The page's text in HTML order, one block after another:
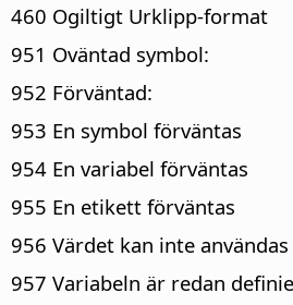
460 Ogiltigt Urklipp-format
951 Oväntad symbol:
952 Förväntad:
953 En symbol förväntas
954 En variabel förväntas
955 En etikett förväntas
956 Värdet kan inte användas
957 Variabeln är redan